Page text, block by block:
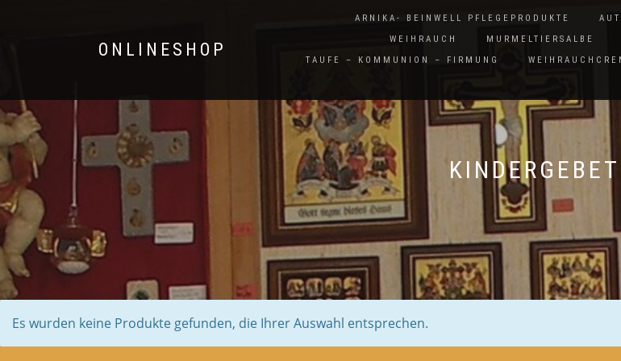
ONLINESHOP
ARNIKA- BEINWELL PFLEGEPRODUKTE
WEIHRAUCH
MURMELTIERSALBE
TAUFE – KOMMUNION – FIRMUNG
Es wurden keine Produkte gefunden, die Ihrer Auswahl entsprechen.